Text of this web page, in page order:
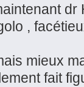
,
mieux
fait